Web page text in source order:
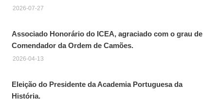
2026-07-27
Associado Honorário do ICEA, agraciado com o grau de
Comendador da Ordem de Camões.
2026-04-13
Eleição do Presidente da Academia Portuguesa da
História.